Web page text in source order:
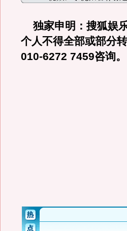
独家申明：搜狐娱
个人不得全部或部分
010-6272 7459咨询。